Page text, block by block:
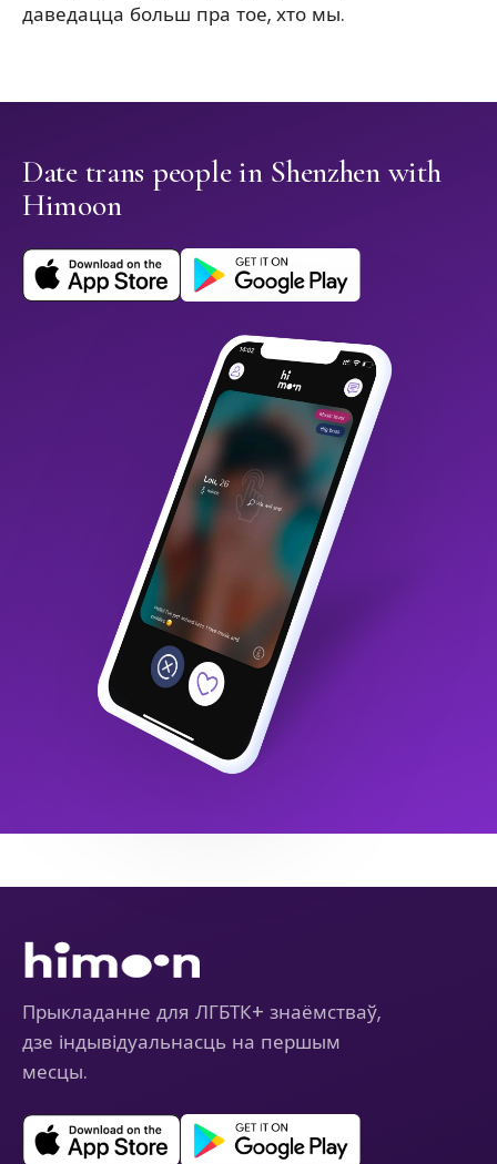
даведацца больш пра тое, хто мы.
Date trans people in Shenzhen with
Himoon
Прыкладанне для ЛГБТК+ знаёмстваў,
дзе індывідуальнасць на першым
месцы.